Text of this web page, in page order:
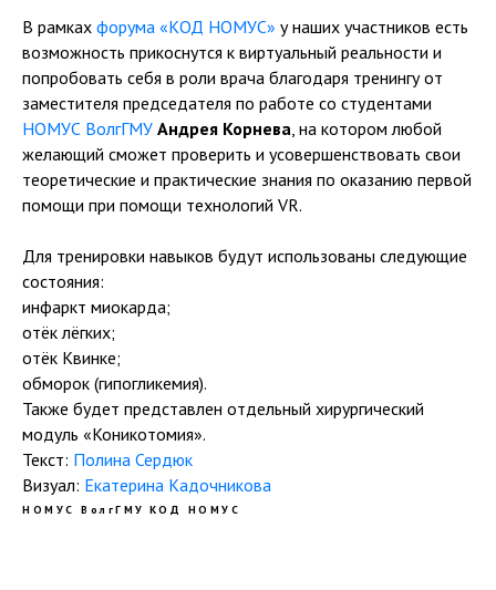
В рамках форума «КОД НОМУС» у наших участников есть
возможность прикоснутся к виртуальный реальности и
попробовать себя в роли врача благодаря тренингу от
заместителя председателя по работе со студентами
НОМУС ВолгГМУ Андрея Корнева, на котором любой
желающий сможет проверить и усовершенствовать свои
теоретические и практические знания по оказанию первой
помощи при помощи технологий VR.
Для тренировки навыков будут использованы следующие
состояния:
инфаркт миокарда;
отёк лёгких;
отёк Квинке;
обморок (гипогликемия).
Также будет представлен отдельный хирургический
модуль «Коникотомия».
Текст: Полина Сердюк
Визуал: Екатерина Кадочникова
НОМУС ВолгГМУ КОД НОМУС